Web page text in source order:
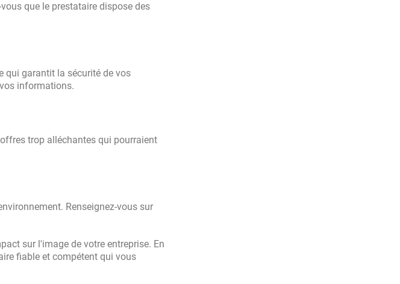
que le prestataire dispose des
qui garantit la sécurité de vos
informations.
trop alléchantes qui pourraient
Renseignez-vous sur
sur l'image de votre entreprise. En
fiable et compétent qui vous